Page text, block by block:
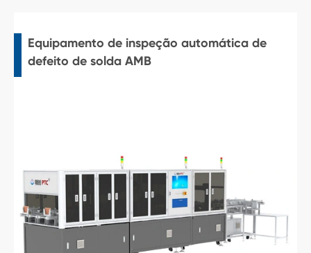
Equipamento de inspeção automática de
defeito de solda AMB